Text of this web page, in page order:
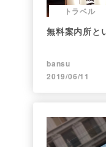
トラベル
無料案内所と
bansu
2019/06/11